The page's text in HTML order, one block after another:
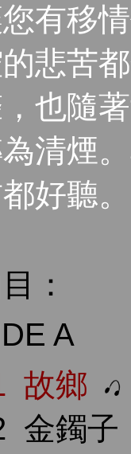
有移
悲苦
也隨
清煙
好聽
：
A
故鄉
金鐲